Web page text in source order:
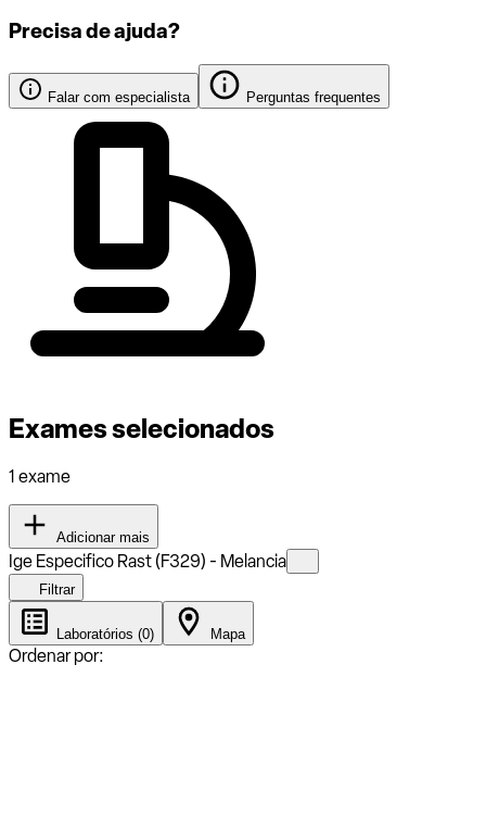
Precisa de ajuda?
Falar com especialista Perguntas frequentes
Exames selecionados
1 exame
Adicionar mais
Ige Especifico Rast (F329) - Melancia
Filtrar
Laboratórios (0) Mapa
Ordenar por: